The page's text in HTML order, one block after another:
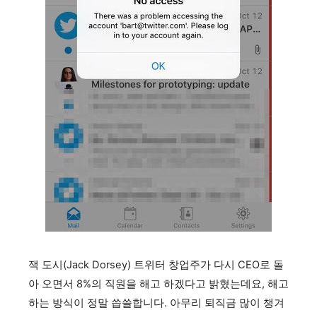
잭 도시(Jack Dorsey) 트위터 창업주가 다시 CEO로 돌
아 오면서 8%의 직원을 해고 하겠다고 밝혔는데요, 해고
하는 방식이 정말 씁쓸합니다. 아무리 퇴직금 많이 챙겨